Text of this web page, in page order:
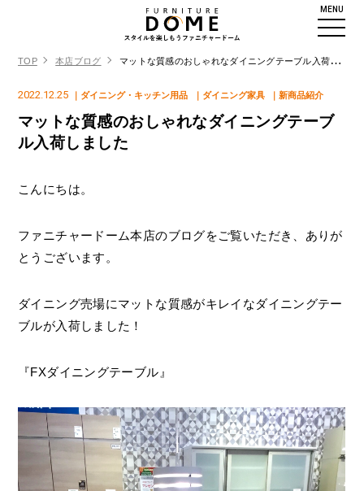
MENU
TOP 本店ブログ マットな質感のおしゃれなダイニングテーブル入荷しました
2022.12.25 ｜ダイニング・キッチン用品 ｜ダイニング家具 ｜新商品紹介
マットな質感のおしゃれなダイニングテーブ
ル入荷しました
こんにちは。
ファニチャードーム本店のブログをご覧いただき、ありが
とうございます。
ダイニング売場にマットな質感がキレイなダイニングテー
ブルが入荷しました！
『FXダイニングテーブル』